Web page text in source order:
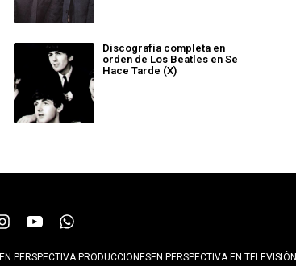
Discografía completa en
orden de Los Beatles en Se
Hace Tarde (X)
EN PERSPECTIVA PRODUCCIONESEN PERSPECTIVA EN TELEVISIÓN